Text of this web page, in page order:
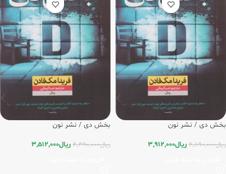
بخش دی / نشر نون
ریال4,890,000 ریال3,912,000
بخش دی / نشر نون
ریال4,390,000 ریال3,512,000